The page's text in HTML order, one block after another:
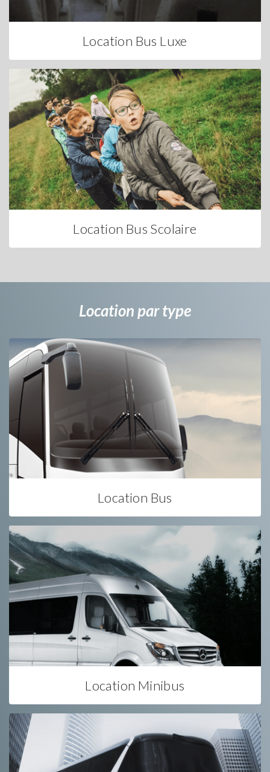
Location Bus Luxe
Location Bus Scolaire
Location par type
Location Bus
Location Minibus